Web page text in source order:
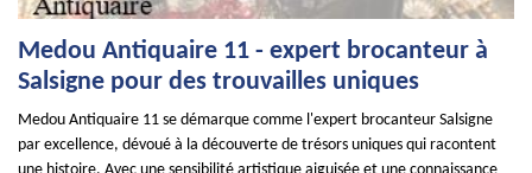
Medou Antiquaire 11 - expert brocanteur à
Salsigne pour des trouvailles uniques
Medou Antiquaire 11 se démarque comme l'expert brocanteur Salsigne
par excellence, dévoué à la découverte de trésors uniques qui racontent